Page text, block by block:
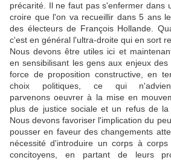
précarité. Il ne faut pas s'enfermer dans
croire que l'on va recueillir dans 5 ans
des électeurs de François Hollande.
c'est en général l'ultra-droite qui en sort
Nous devons être utiles ici et
en sensibilisant les gens aux enjeux
force de proposition constructive, en
choix politiques, ce qui
parvenons oeuvrer à la mise en
plus de justice sociale et un refus de la
Nous devons favoriser l'implication du
pousser en faveur des changements
nécessité d'introduire un corps à
concitoyens, en partant de leurs